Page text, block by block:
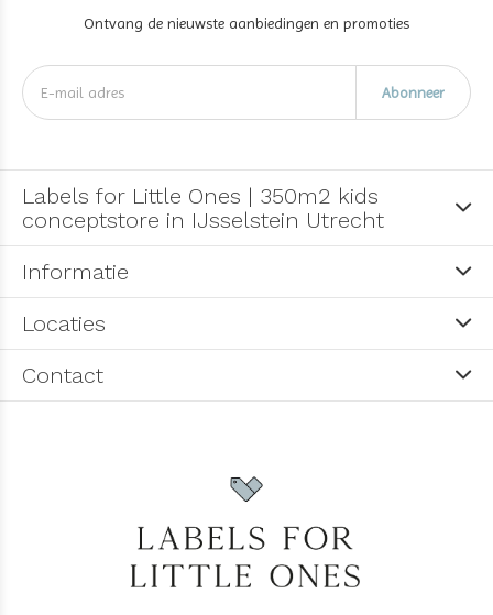
Ontvang de nieuwste aanbiedingen en promoties
Abonneer
Labels for Little Ones | 350m2 kids
conceptstore in IJsselstein Utrecht
Informatie
Locaties
Contact